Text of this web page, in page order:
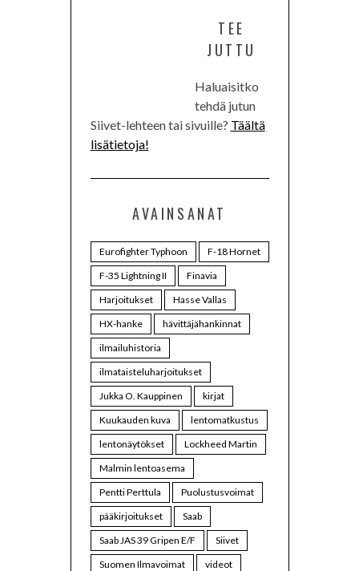
TEE
JUTTU
Haluaisitko
tehdä jutun
Siivet-lehteen tai sivuille? Täältä
lisätietoja!
AVAINSANAT
Eurofighter Typhoon
F-18 Hornet
F-35 Lightning II
Finavia
Harjoitukset
Hasse Vallas
HX-hanke
hävittäjähankinnat
ilmailuhistoria
ilmataisteluharjoitukset
Jukka O. Kauppinen
kirjat
Kuukauden kuva
lentomatkustus
lentonäytökset
Lockheed Martin
Malmin lentoasema
Pentti Perttula
Puolustusvoimat
pääkirjoitukset
Saab
Saab JAS 39 Gripen E/F
Siivet
Suomen Ilmavoimat
videot